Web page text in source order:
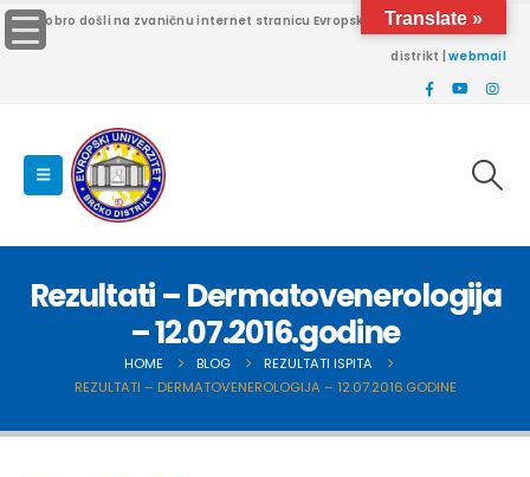
Dobro došli na zvaničnu internet stranicu Evropskog univerziteta Brčko
distrikt |webmail
Rezultati – Dermatovenerologija
– 12.07.2016.godine
HOME BLOG
REZULTATI ISPITA
REZULTATI – DERMATOVENEROLOGIJA – 12.07.2016.GODINE
Translate »